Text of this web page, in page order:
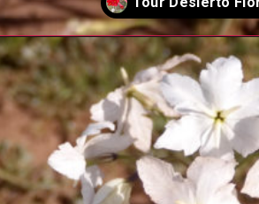
Abriendo... https://